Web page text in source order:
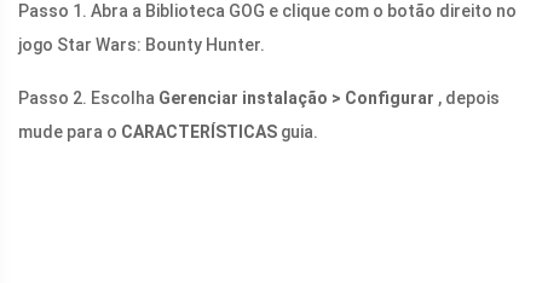
Passo 1. Abra a Biblioteca GOG e clique com o botão direito no
jogo Star Wars: Bounty Hunter.
Passo 2. Escolha Gerenciar instalação > Configurar , depois
mude para o CARACTERÍSTICAS guia.